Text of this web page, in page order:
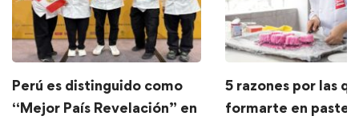
Perú es distinguido como
“Mejor País Revelación” en
5 razones por las
formarte en